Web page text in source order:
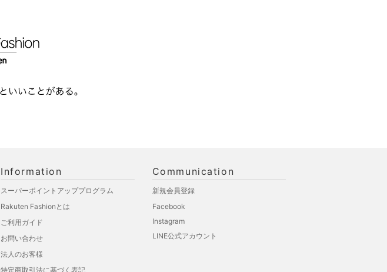
Information
スーパーポイントアッププログラム
Rakuten Fashionとは
ご利用ガイド
お問い合わせ
法人のお客様
特定商取引法に基づく表記
Communication
新規会員登録
Facebook
Instagram
LINE公式アカウント